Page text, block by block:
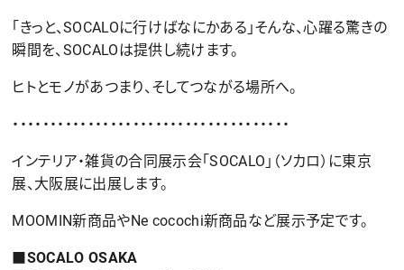
「きっと、SOCALOに行けばなにかある」そんな、心躍る驚きの
瞬間を、SOCALOは提供し続けます。
ヒトとモノがあつまり、そしてつながる場所へ。
・・・・・・・・・・・・・・・・・・・・・・・・・・・・・・・・・・・・・
インテリア・雑貨の合同展示会「SOCALO」（ソカロ）に東京
展、大阪展に出展します。
MOOMIN新商品やNe cocochi新商品など展示予定です。
■SOCALO OSAKA